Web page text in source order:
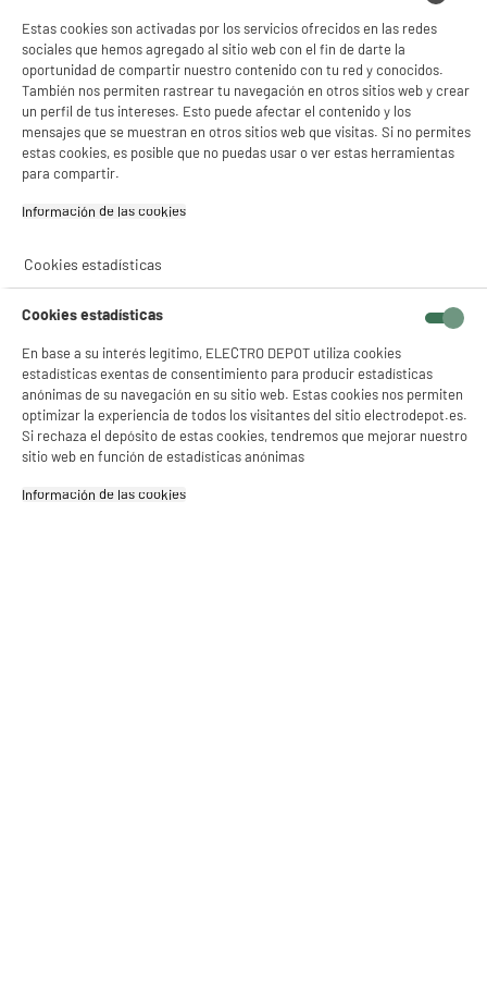
Conecta tu dispositivo para un uso
sin cables.
Conecta dos altavoces idénticos
sin cables.
¡ConEDENWOOD, disfruta de una experiencia sonora única!
Eligescalidadcon lamejor relación calidad-precio.
Comprados juntos habitualmente
BY ELECTRODEPOT
Altavoz portátil
EDENWOOD
Globo de luz LED
Estas cookies son activadas por los servicios ofrecidos en las redes
sociales que hemos agregado al sitio web con el fin de darte la
oportunidad de compartir nuestro contenido con tu red y conocidos.
También nos permiten rastrear tu navegación en otros sitios web y crear
un perfil de tus intereses. Esto puede afectar el contenido y los
mensajes que se muestran en otros sitios web que visitas. Si no permites
estas cookies, es posible que no puedas usar o ver estas herramientas
para compartir.
Información de las cookies‎
Cookies estadísticas
Cookies estadísticas
En base a su interés legítimo, ELECTRO DEPOT utiliza cookies
estadísticas exentas de consentimiento para producir estadísticas
anónimas de su navegación en su sitio web. Estas cookies nos permiten
optimizar la experiencia de todos los visitantes del sitio electrodepot.es.
Si rechaza el depósito de estas cookies, tendremos que mejorar nuestro
sitio web en función de estadísticas anónimas
Información de las cookies‎